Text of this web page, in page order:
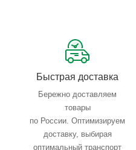
Тройной весовой
Быстрая доставка
Бережно доставляем
товары
по России. Оптимизируем
доставку, выбирая
оптимальный транспорт